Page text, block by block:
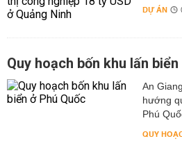
DỰ ÁN
Quy hoạch bốn khu lấn
An
hướng
Phú
QUY